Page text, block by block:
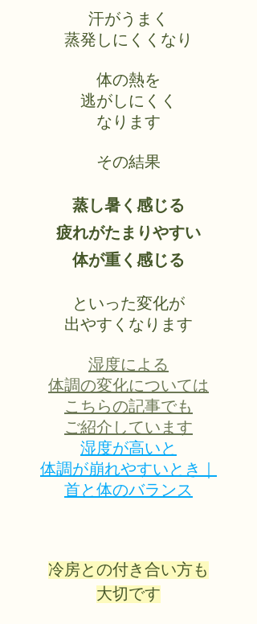
汗がうまく
蒸発しにくくなり
体の熱を
逃がしにくく
なります
その結果
蒸し暑く感じる
疲れがたまりやすい
体が重く感じる
といった変化が
出やすくなります
湿度による
体調の変化については
こちらの記事でも
ご紹介しています
湿度が高いと
体調が崩れやすいとき｜
首と体のバランス
冷房との付き合い方も
大切です